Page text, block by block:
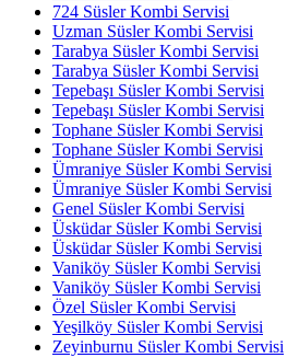
724 Süsler Kombi Servisi
Uzman Süsler Kombi Servisi
Tarabya Süsler Kombi Servisi
Tarabya Süsler Kombi Servisi
Tepebaşı Süsler Kombi Servisi
Tepebaşı Süsler Kombi Servisi
Tophane Süsler Kombi Servisi
Tophane Süsler Kombi Servisi
Ümraniye Süsler Kombi Servisi
Ümraniye Süsler Kombi Servisi
Genel Süsler Kombi Servisi
Üsküdar Süsler Kombi Servisi
Üsküdar Süsler Kombi Servisi
Vaniköy Süsler Kombi Servisi
Vaniköy Süsler Kombi Servisi
Özel Süsler Kombi Servisi
Yeşilköy Süsler Kombi Servisi
Zeyinburnu Süsler Kombi Servisi